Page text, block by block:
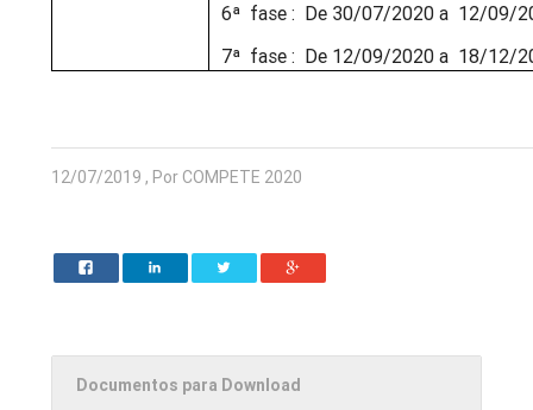
6ª fase : De 30/07/2020 a 12/09/
7ª fase : De 12/09/2020 a 18/12/
12/07/2019 , Por COMPETE 2020
Documentos para Download